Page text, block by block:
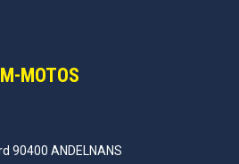
MOTOS
90400 ANDELNANS